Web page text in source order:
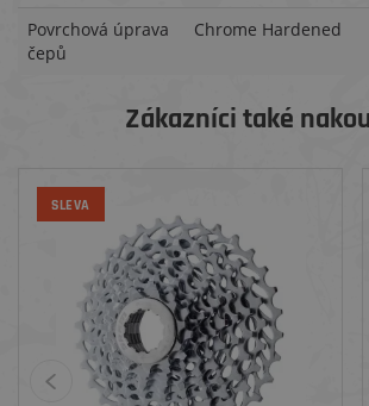
Povrchová úprava
čepů
Chrome Hardened
Zákazníci také
SLEVA